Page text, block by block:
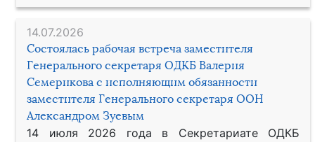
14.07.2026
Состоялась рабочая встреча заместителя
Генерального секретаря ОДКБ Валерия
Семерикова с исполняющим обязанности
заместителя Генерального секретаря ООН
Александром Зуевым
14 июля 2026 года в Секретариате ОДКБ